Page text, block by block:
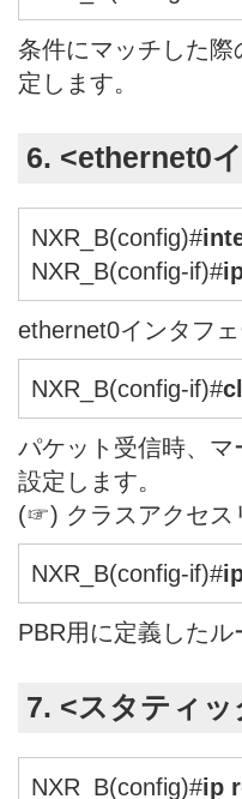
条件にマッチした
定します。
6. <ethernet0
NXR_B(config)#
NXR_B(config-if)#
ethernet0インタフ
NXR_B(config-if)#
パケット受信時、
設定します。
(☞) クラスアクセス
NXR_B(config-if)#
PBR用に定義した
7. <スタティ
NXR_B(config)#ip